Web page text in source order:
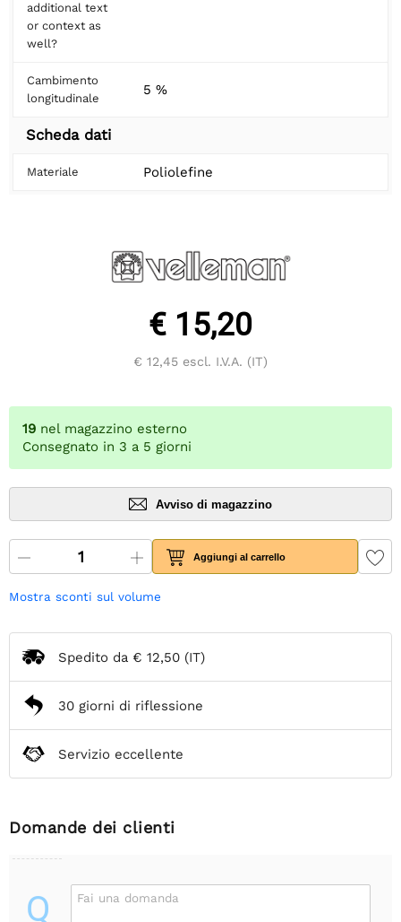
additional text
or context as
well?
Cambimento
longitudinale
5 %
Scheda dati
Materiale Poliolefine
€ 15,20
€ 12,45 escl. I.V.A. (IT)
19 nel magazzino esterno
Consegnato in 3 a 5 giorni
Avviso di magazzino
Aggiungi al carrello
Mostra sconti sul volume
Spedito da € 12,50 (IT)
30 giorni di riflessione
Servizio eccellente
Domande dei clienti
Q Fai una domanda